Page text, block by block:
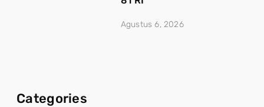
Agustus 6, 2026
Categories